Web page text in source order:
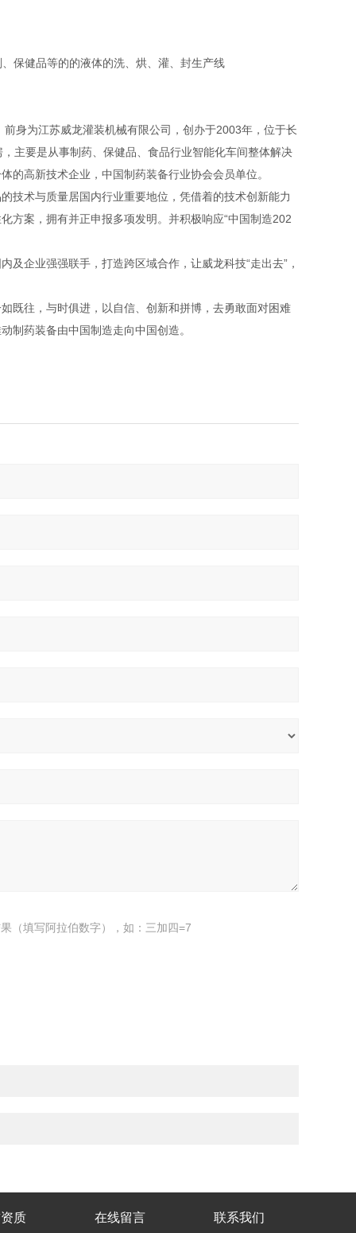
健品等的的液体的洗、烘、灌、封生产线
为江苏威龙灌装机械有限公司，创办于2003年，位于长
主要是从事制药、保健品、食品行业智能化车间整体解决
的高新技术企业，中国制药装备行业协会会员单位。
术与质量居国内行业重要地位，凭借着的技术创新能力
方案，拥有并正申报多项发明。并积极响应“中国制造202
企业强强联手，打造跨区域合作，让威龙科技“走出去”，
往，与时俱进，以自信、创新和拼博，去勇敢面对困难
制药装备由中国制造走向中国创造。
（填写阿拉伯数字），如：三加四=7
质 在线留言 联系我们